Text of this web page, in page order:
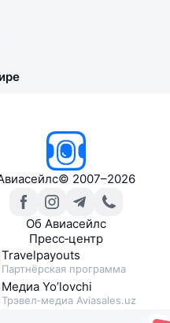
© 2007–2026
Об Авиасейлс
Пресс‑центр
Travelpayouts
Партнёрская программа
Медиа Yo’lovchi
Трэвел‑медиа Aviasales.uz